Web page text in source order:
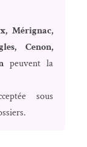
Mérignac,
Cenon,
peuvent la
sous